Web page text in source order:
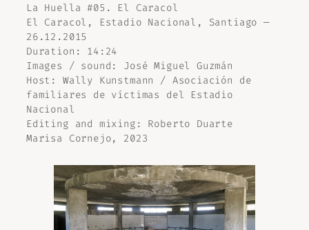
La Huella #05. El Caracol
El Caracol, Estadio Nacional, Santiago —
26.12.2015
Duration: 14:24
Images / sound: José Miguel Guzmán
Host: Wally Kunstmann / Asociación de
familiares de víctimas del Estadio
Nacional
Editing and mixing: Roberto Duarte
Marisa Cornejo, 2023